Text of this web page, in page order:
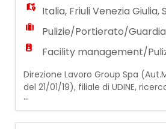
Italia, Friuli Venezia Giulia,
Pulizie/Portierato/
Facility management/
Direzione Lavoro Group Spa
del 21/01/19), filiale di UDINE,
importante azienda cliente
settore delle pulizie civili ed
un/una: ADDETTO/A ALLE PULIZIE
...